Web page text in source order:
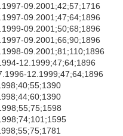
09.2001;42;57;1716
09.2001;47;64;1896
09.2001;50;68;1896
09.2001;66;90;1896
09.2001;81;110;1896
12.1999;47;64;1896
12.1999;47;64;1896